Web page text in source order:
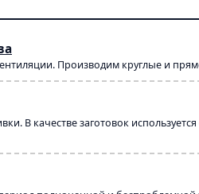
Производим круглые и
В качестве заготовок используется